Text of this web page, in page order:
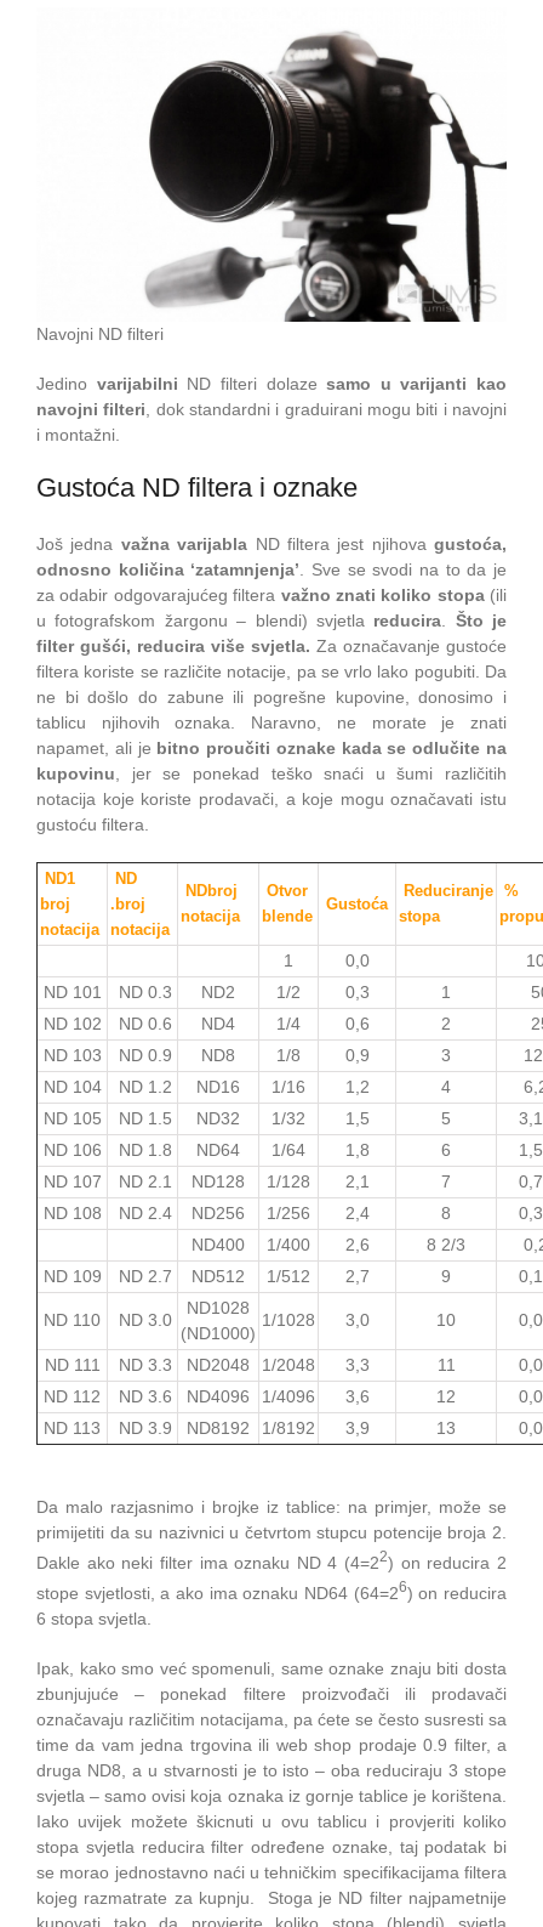
Navojni ND filteri
Jedino varijabilni ND filteri dolazesamo u varijanti kao
navojni filteri , dok standardni i graduirani mogu biti i navojni
i montažni.
Gustoća ND filtera i oznake
Još jedna važna varijabla ND filtera jest njihova gustoća,
odnosno količina ‘zatamnjenja’. Sve se svodi na to da je
za odabir odgovarajućeg filtera važno znati koliko stopa(ili
u fotografskom žargonu – blendi) svjetla reducira. Što je
filter gušći, reducira više svjetla. Za označavanje gustoće
filtera koriste se različite notacije, pa se vrlo lako pogubiti. Da
ne bi došlo do zabune ili pogrešne kupovine, donosimo i
tablicu njihovih oznaka. Naravno, ne morate je znati
napamet, ali je bitno proučiti oznake kada se odlučite na
kupovinu, jer se ponekad teško snaći u šumi različitih
notacija koje koriste prodavači, a koje mogu označavati istu
gustoću filtera.
ND1
broj
notacija
ND
.broj
notacija
NDbroj
notacija
Otvor
blende
Gustoća
Reduciranje
stopa
%
1 0,0
ND 101
ND 0.3 ND2 1/2 0,3 1
ND 102
ND 0.6 ND4 1/4 0,6 2
ND 103
ND 0.9 ND8 1/8 0,9 3
ND 104
ND 1.2 ND16 1/16 1,2 4
ND 105
ND 1.5 ND32 1/32 1,5 5
ND 106
ND 1.8 ND64 1/64 1,8 6
ND 107
ND 2.1 ND128 1/128 2,1 7
ND 108
ND 2.4 ND256 1/256 2,4 8
ND400
1/400 2,6 8 2/3
ND 109
ND 2.7 ND512 1/512 2,7 9
ND 110 ND 3.0
ND1028
(ND1000)
1/1028 3,0 10
ND 111 ND 3.3 ND2048 1/2048 3,3 11
ND 112
ND 3.6 ND4096 1/4096 3,6 12
ND 113
ND 3.9 ND8192 1/8192 3,9 13
Da malo razjasnimo i brojke iz tablice: na primjer, može se
primijetiti da su nazivnici u četvrtom stupcu potencije broja 2.
Dakle ako neki filter ima oznaku ND 4 (4=22) on reducira 2
stope svjetlosti, a ako ima oznaku ND64 (64=26) on reducira
6 stopa svjetla.
Ipak, kako smo već spomenuli, same oznake znaju biti dosta
zbunjujuće – ponekad filtere proizvođači ili prodavači
označavaju različitim notacijama, pa ćete se često susresti sa
time da vam jedna trgovina ili web shop prodaje 0.9 filter, a
druga ND8, a u stvarnosti je to isto – oba reduciraju 3 stope
svjetla – samo ovisi koja oznaka iz gornje tablice je korištena.
Iako uvijek možete škicnuti u ovu tablicu i provjeriti koliko
stopa svjetla reducira filter određene oznake, taj podatak bi
se morao jednostavno naći u tehničkim specifikacijama filtera
kojeg razmatrate za kupnju. Stoga je ND filter najpametnije
kupovati tako da provjerite koliko stopa (blendi) svjetla